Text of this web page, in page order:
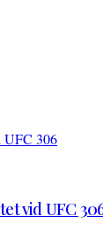
vid UFC